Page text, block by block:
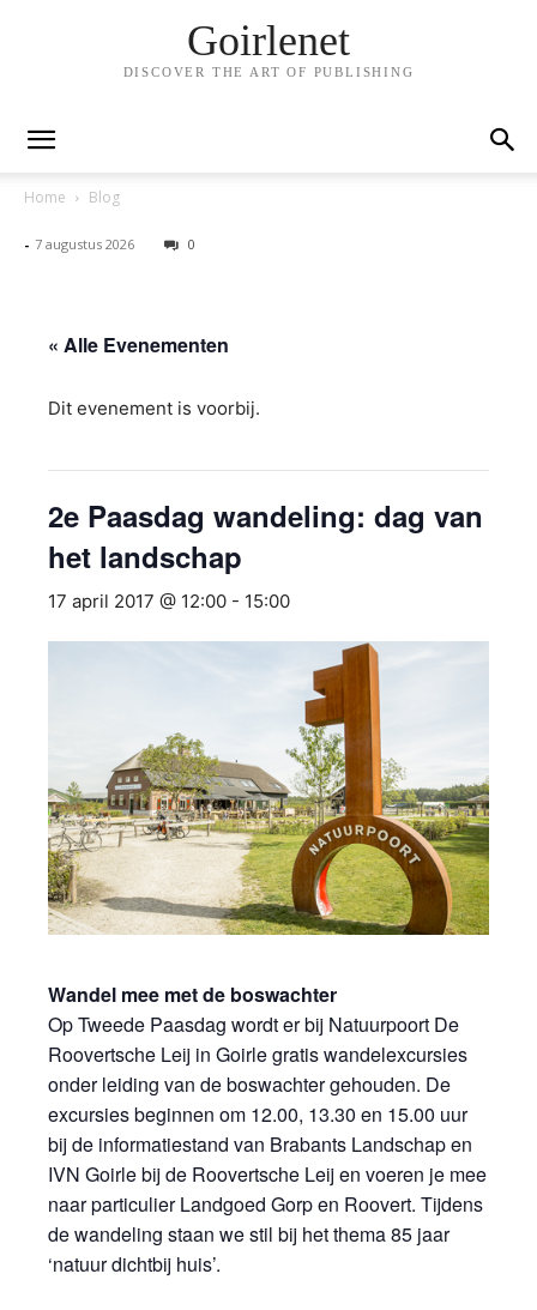
Goirlenet
DISCOVER THE ART OF PUBLISHING
Home Blog
- 7 augustus 2026 0
« Alle Evenementen
Dit evenement is voorbij.
2e Paasdag wandeling: dag van
het landschap
17 april 2017 @ 12:00 - 15:00
Wandel mee met de boswachter
Op Tweede Paasdag wordt er bij Natuurpoort De
Roovertsche Leij in Goirle gratis wandelexcursies
onder leiding van de boswachter gehouden. De
excursies beginnen om 12.00, 13.30 en 15.00 uur
bij de informatiestand van Brabants Landschap en
IVN Goirle bij de Roovertsche Leij en voeren je mee
naar particulier Landgoed Gorp en Roovert. Tijdens
de wandeling staan we stil bij het thema 85 jaar
‘natuur dichtbij huis’.